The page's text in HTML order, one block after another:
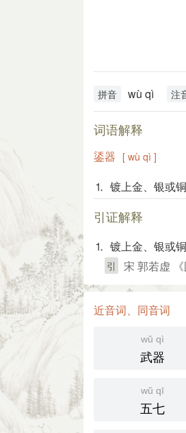
拼音 wù qì 注
词语解释
鋈器 [ wù qì ]
⒈ 镀上金、银或铜
引证解释
⒈ 镀上金、银或铜
引 宋 郭若虚
近音词、同音词
wǔ qì
武器
wǔ qī
五七